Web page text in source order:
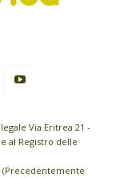
Via Eritrea 21 -
al Registro delle
(Precedentemente